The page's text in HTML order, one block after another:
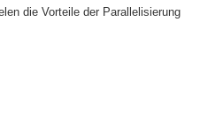
die Vorteile der Parallelisierung